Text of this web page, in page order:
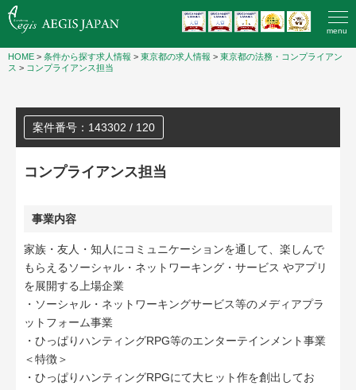
menu
HOME > 条件から探す求人情報 > 東京都の求人情報 > 東京都の法務・コンプライアン
ス > コンプライアンス担当
案件番号：143302 / 120
コンプライアンス担当
事業内容
家族・友人・知人にコミュニケーションを通して、楽しんで
もらえるソーシャル・ネットワーキング・サービス やアプリ
を展開する上場企業
・ソーシャル・ネットワーキングサービス等のメディアプラ
ットフォーム事業
・ひっぱりハンティングRPG等のエンターテインメント事業
＜特徴＞
・ひっぱりハンティングRPGにて大ヒット作を創出してお